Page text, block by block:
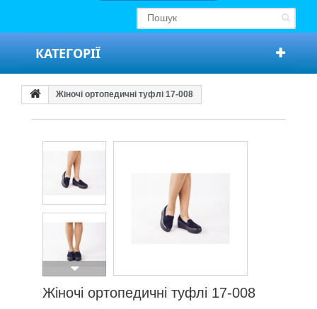
КАТЕГОРІЇ
Жіночі ортопедичні туфлі 17-008
Жіночі ортопедичні туфлі 17-008